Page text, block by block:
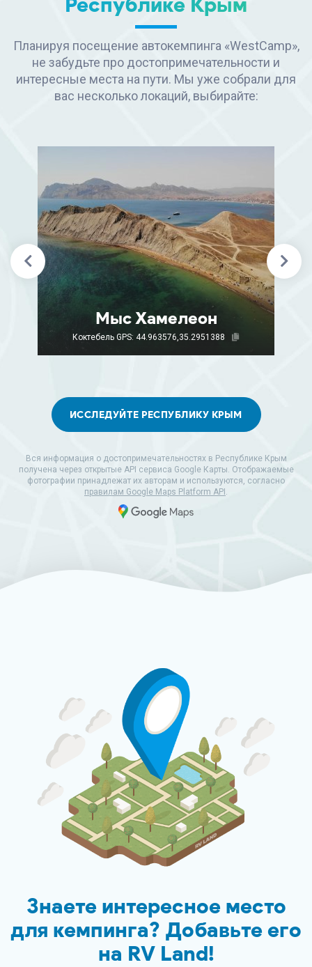
Планируя посещение автокемпинга «WestCamp»,
не забудьте про достопримечательности и
интересные места на пути. Мы уже собрали для
вас несколько локаций, выбирайте:
Мыс Хамелеон
Коктебель GPS: 44.963576,35.2951388
ИССЛЕДУЙТЕ РЕСПУБЛИКУ КРЫМ
Вся информация о достопримечательностях в Республике Крым
получена через открытые API сервиса Google Карты. Отображаемые
фотографии принадлежат их авторам и используются, согласно
правилам Google Maps Platform API .
Знаете интересное место
для кемпинга? Добавьте его
на RV Land!